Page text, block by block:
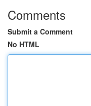
Comments
Submit a Comment
No HTML